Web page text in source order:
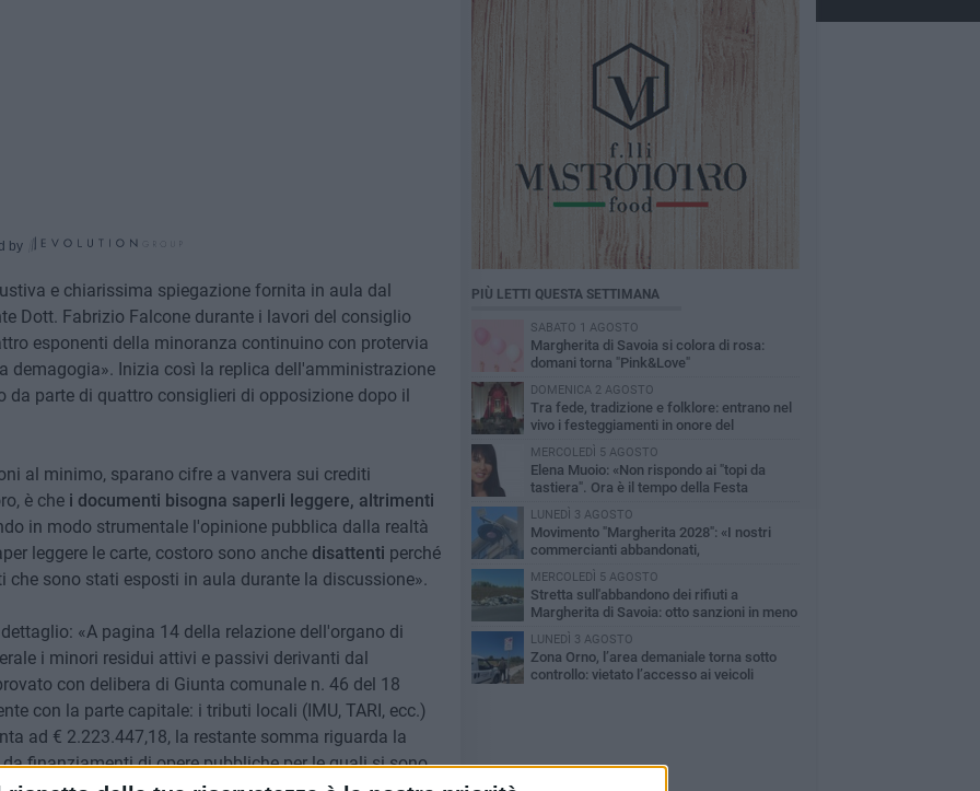
by
e chiarissima spiegazione fornita in aula dal
Dott. Fabrizio Falcone durante i lavori del consiglio
esponenti della minoranza continuino con protervia
demagogia». Inizia così la replica dell'amministrazione
parte di quattro consiglieri di opposizione dopo il
al minimo, sparano cifre a vanvera sui crediti
è che i documenti bisogna saperli leggere, altrimenti
in modo strumentale l'opinione pubblica dalla realtà
leggere le carte, costoro sono anche disattenti perché
che sono stati esposti in aula durante la discussione».
«A pagina 14 della relazione dell'organo di
i minori residui attivi e passivi derivanti dal
con delibera di Giunta comunale n. 46 del 18
con la parte capitale: i tributi locali (IMU, TARI, ecc.)
ad € 2.223.447,18, la restante somma riguarda la
finanziamenti di opere pubbliche per le quali si sono
PIÙ LETTI QUESTA SETTIMANA
SABATO 1 AGOSTO
Margherita di Savoia si colora di rosa:
domani torna "Pink&Love"
DOMENICA 2 AGOSTO
Tra fede, tradizione e folklore: entrano nel
vivo i festeggiamenti in onore del
Santissimo Salvatore
MERCOLEDÌ 5 AGOSTO
Elena Muoio: «Non rispondo ai "topi da
tastiera". Ora è il tempo della Festa
Patronale»
LUNEDÌ 3 AGOSTO
Movimento "Margherita 2028": «I nostri
commercianti abbandonati,
l'amministrazione Lodispoto affossa la città»
MERCOLEDÌ 5 AGOSTO
Stretta sull'abbandono dei rifiuti a
Margherita di Savoia: otto sanzioni in meno
di due mesi
LUNEDÌ 3 AGOSTO
Zona Orno, l’area demaniale torna sotto
controllo: vietato l’accesso ai veicoli